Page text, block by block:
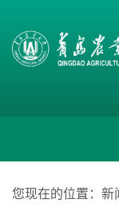
您现在的位置： 新